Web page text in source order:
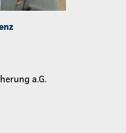
a.G.